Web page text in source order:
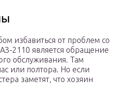
избавиться от проблем со
2110 является обращение
обслуживания. Там
или полтора. Но если
заметят, что хозяин